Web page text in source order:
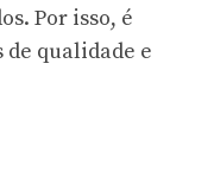
Por isso, é
qualidade e